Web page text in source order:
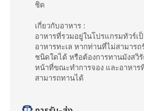
ชิด
เกี่ยวกับอาหาร :
อาหารที่รวมอยู่ในโปรแกรมทัวร์เ
อาหารทะเล หากท่านที่ไม่สามาร
ชนิดใดได้ หรือต้องการทานมังสวิ
หน้าที่ขณะทำการจอง และอาหาร
สามารถทานได้